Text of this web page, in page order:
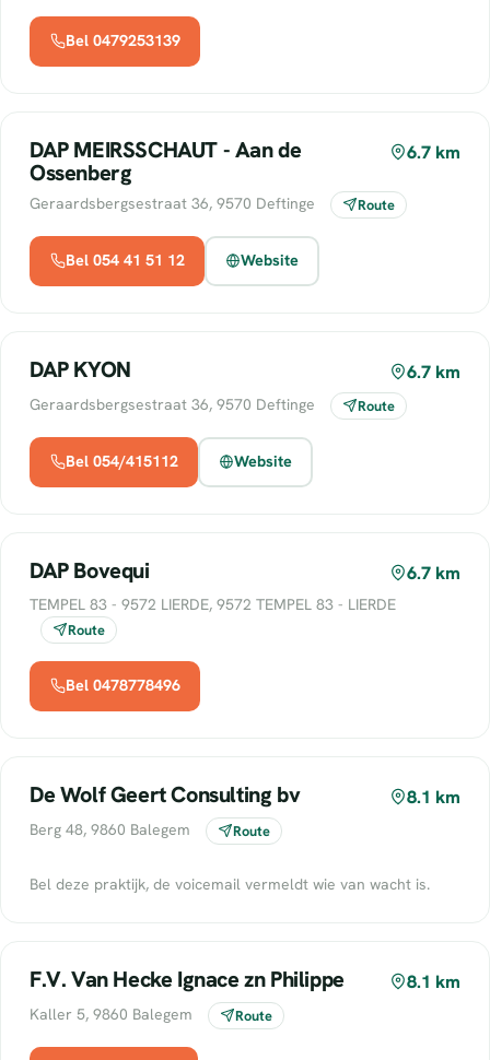
Bel 0479253139
DAP MEIRSSCHAUT - Aan de
Ossenberg
6.7 km
Geraardsbergsestraat 36, 9570 Deftinge Route
Bel 054 41 51 12 Website
DAP KYON 6.7 km
Geraardsbergsestraat 36, 9570 Deftinge Route
Bel 054/415112 Website
DAP Bovequi 6.7 km
TEMPEL 83 - 9572 LIERDE, 9572 TEMPEL 83 - LIERDE
Route
Bel 0478778496
De Wolf Geert Consulting bv 8.1 km
Berg 48, 9860 Balegem Route
Bel deze praktijk, de voicemail vermeldt wie van wacht is.
F.V. Van Hecke Ignace zn Philippe 8.1 km
Kaller 5, 9860 Balegem Route